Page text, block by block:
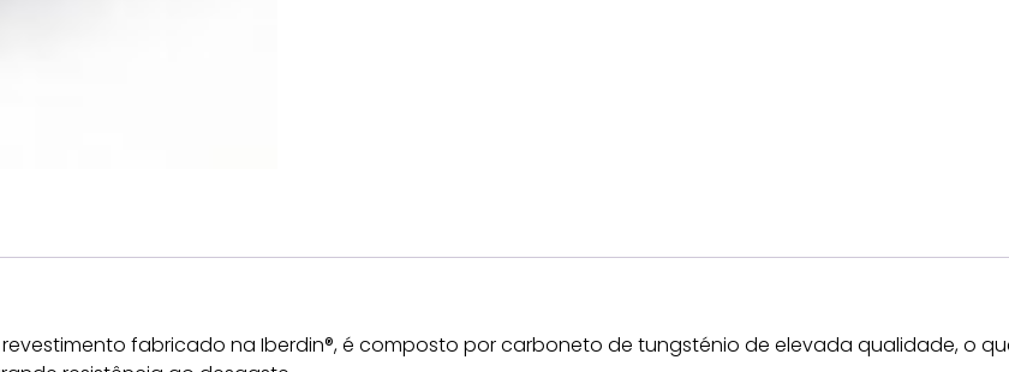
revestimento fabricado na Iberdin®, é composto por carboneto de tungsténio de elevada qualidade, o